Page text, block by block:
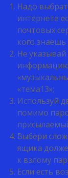
Надо
интернете
почтовых
кого
Не
«тема13»;
Используй
помимо
Выбери
ящика
к взлому
Если есть